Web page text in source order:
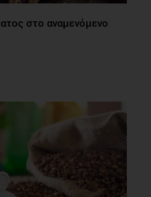
στο αναμενόμενο